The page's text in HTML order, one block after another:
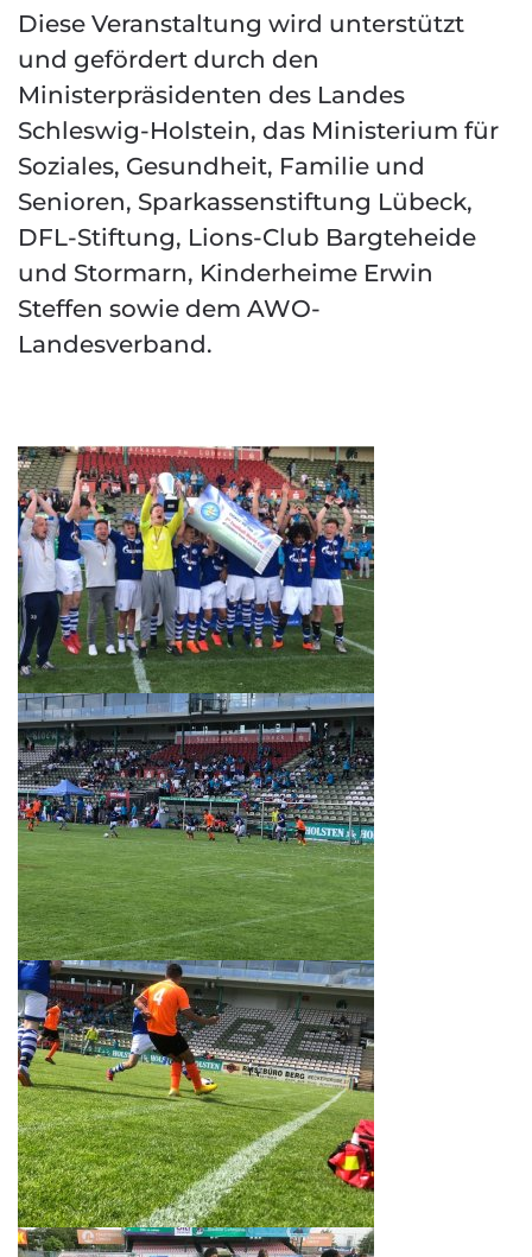
Diese Veranstaltung wird unterstützt
und gefördert durch den
Ministerpräsidenten des Landes
Schleswig-Holstein, das Ministerium für
Soziales, Gesundheit, Familie und
Senioren, Sparkassenstiftung Lübeck,
DFL-Stiftung, Lions-Club Bargteheide
und Stormarn, Kinderheime Erwin
Steffen sowie dem AWO-
Landesverband.